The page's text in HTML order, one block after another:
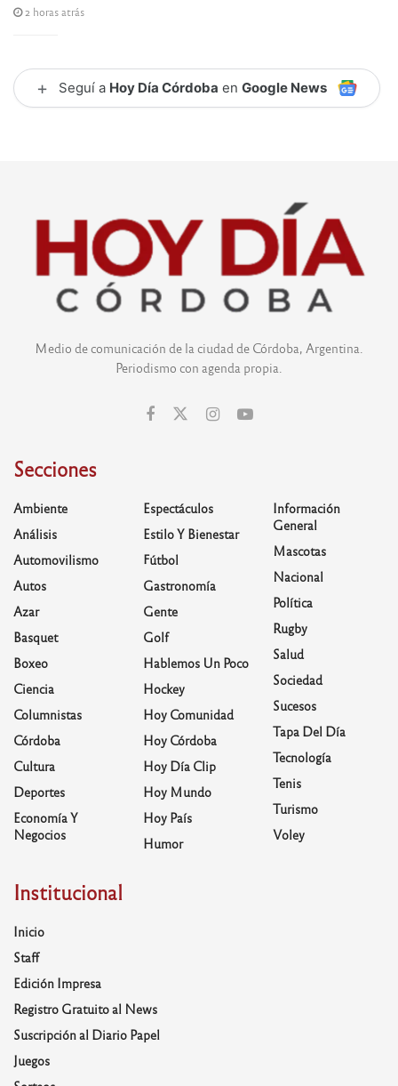
2 horas atrás
+ Seguí a Hoy Día Córdoba en Google News
Medio de comunicación de la ciudad de Córdoba, Argentina.
Periodismo con agenda propia.
Secciones
Ambiente
Análisis
Automovilismo
Autos
Azar
Basquet
Boxeo
Ciencia
Columnistas
Córdoba
Cultura
Deportes
Economía Y
Negocios
Espectáculos
Estilo Y Bienestar
Fútbol
Gastronomía
Gente
Golf
Hablemos Un Poco
Hockey
Hoy Comunidad
Hoy Córdoba
Hoy Día Clip
Hoy Mundo
Hoy País
Humor
Información
General
Mascotas
Nacional
Política
Rugby
Salud
Sociedad
Sucesos
Tapa Del Día
Tecnología
Tenis
Turismo
Voley
Institucional
Inicio
Staff
Edición Impresa
Registro Gratuito al News
Suscripción al Diario Papel
Juegos